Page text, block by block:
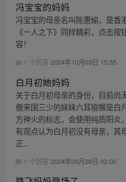
冯宝宝的妈妈
冯宝宝的母亲名叫陈惠瑜，是香
《一人之下》同样精彩，点击
容！
1 个回答 2024年10月03日 15:55
白月初她妈妈
关于白月初母亲的身份，目前尚
傲来国三少的妹妹六耳猕猴是白
方神火的标志，会使用纯质阳炎
有观点认为白月初没有母亲，其
正...
1 个回答 2024年09月26日 02:00